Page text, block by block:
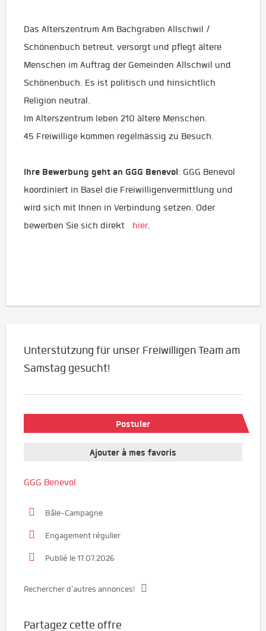
Das Alterszentrum Am Bachgraben Allschwil /
Schönenbuch betreut, versorgt und pflegt ältere
Menschen im Auftrag der Gemeinden Allschwil und
Schönenbuch. Es ist politisch und hinsichtlich
Religion neutral.
Im Alterszentrum leben 210 ältere Menschen.
45 Freiwillige kommen regelmässig zu Besuch.
Ihre Bewerbung geht an GGG Benevol: GGG Benevol
koordiniert in Basel die Freiwilligenvermittlung und
wird sich mit Ihnen in Verbindung setzen. Oder
bewerben Sie sich direkt hier.
Unterstützung für unser Freiwilligen Team am
Samstag gesucht!
Postuler
Ajouter à mes favoris
GGG Benevol
Bâle-Campagne
Engagement régulier
Publié le 17.07.2026
Rechercher d'autres annonces!
Partagez cette offre